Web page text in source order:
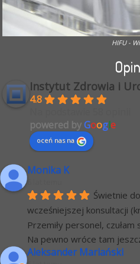
HIFU -
Instytut Zdrowia i
4.8
powered byGoogle
oceń nas na
Monika K
Świetnie
wcześniejszej konsultacji
Przemiły personel,
Na pewno wróce tam
Aleksander Mariański